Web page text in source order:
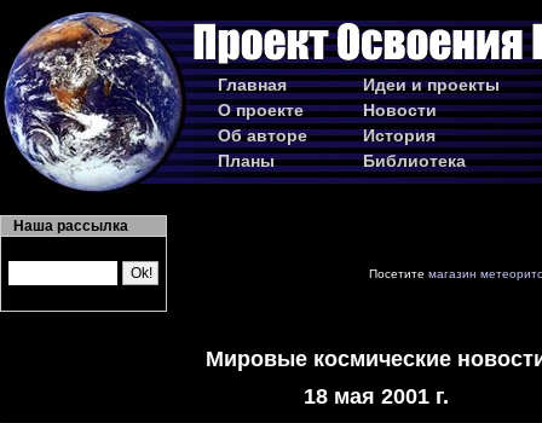
Главная
О проекте
Об авторе
Планы
Идеи и проекты
Новости
История
Библиотека
Наша рассылка
Посетите магазин
Мировые космические
18 мая 2001 г.